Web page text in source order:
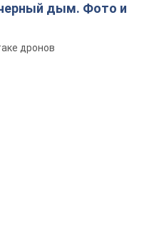
дым. Фото и
дронов